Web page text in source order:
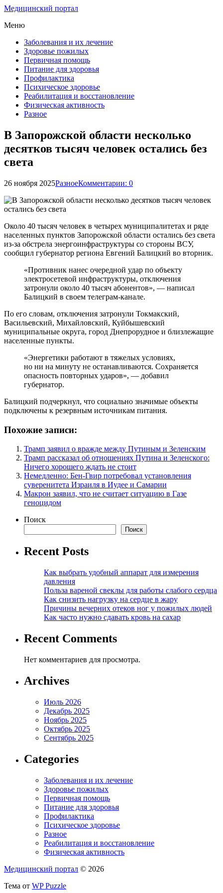
Медицинский портал
Меню
Заболевания и их лечение
Здоровье пожилых
Первичная помощь
Питание для здоровья
Профилактика
Психическое здоровье
Реабилитация и восстановление
Физическая активность
Разное
В Запорожской области несколько
десятков тысяч человек остались без
света
26 ноября 2025РазноеКомментарии: 0
Около 40 тысяч человек в четырех муниципалитетах и ряде
населенных пунктов Запорожской области остались без света
из-за обстрела энергоинфраструктуры со стороны ВСУ,
сообщил губернатор региона Евгений Балицкий во вторник.
«Противник нанес очередной удар по объекту
электросетевой инфраструктуры, отключения
затронули около 40 тысяч абонентов», — написал
Балицкий в своем телеграм-канале.
По его словам, отключения затронули Токмакский,
Васильевский, Михайловский, Куйбышевский
муниципальные округа, город Днепрорудное и близлежащие
населенные пункты.
«Энергетики работают в тяжелых условиях,
но ни на минуту не останавливаются. Сохраняется
опасность повторных ударов», — добавил
губернатор.
Балицкий подчеркнул, что социально значимые объекты
подключены к резервным источникам питания.
Похожие записи:
Трамп заявил о вражде между Путиным и Зеленским
Трамп рассказал об отношениях Путина и Зеленского:
Ничего хорошего ждать не стоит
Немедленно: Бен-Гвир потребовал установления
суверенитета Израиля в Иудее и Самарии
Макрон заявил, что не считает ситуацию в Газе
геноцидом
Поиск
Поиск
Recent Posts
Как выбрать удобный аппарат для измерения
давления
Польза вареной свеклы для работы слабого сердца
Как снизить нагрузку на сердце в жару
Причины вечерних отеков ног у пожилых людей
Как часто нужно сдавать кровь на сахар
Recent Comments
Нет комментариев для просмотра.
Archives
Июль 2026
Декабрь 2025
Ноябрь 2025
Октябрь 2025
Сентябрь 2025
Categories
Заболевания и их лечение
Здоровье пожилых
Первичная помощь
Питание для здоровья
Профилактика
Психическое здоровье
Разное
Реабилитация и восстановление
Физическая активность
Медицинский портал © 2026
Тема от WP Puzzle